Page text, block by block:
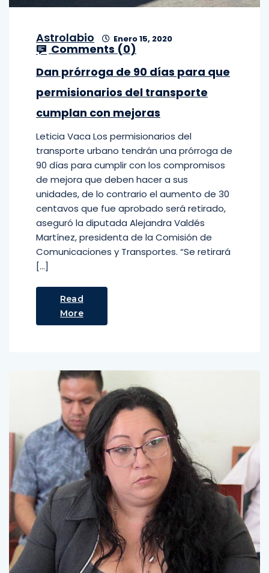
Astrolabio Enero 15, 2020
Comments (0)
Dan prórroga de 90 días para que
permisionarios del transporte
cumplan con mejoras
Leticia Vaca Los permisionarios del
transporte urbano tendrán una prórroga de
90 días para cumplir con los compromisos
de mejora que deben hacer a sus
unidades, de lo contrario el aumento de 30
centavos que fue aprobado será retirado,
aseguró la diputada Alejandra Valdés
Martínez, presidenta de la Comisión de
Comunicaciones y Transportes. “Se retirará
[…]
Read
More